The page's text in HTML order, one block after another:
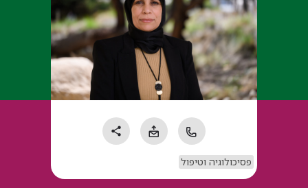
פסיכולוגיה וטיפול